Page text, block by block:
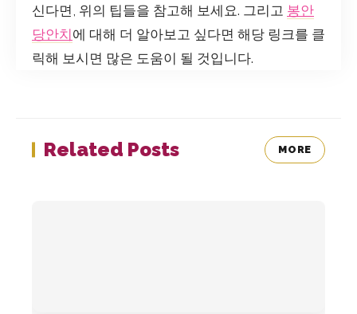
신다면, 위의 팁들을 참고해 보세요. 그리고 봉안
당안치에 대해 더 알아보고 싶다면 해당 링크를 클
릭해 보시면 많은 도움이 될 것입니다.
Related Posts MORE